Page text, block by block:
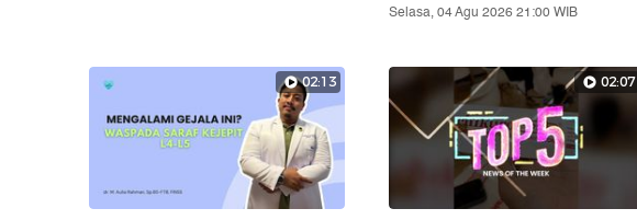
Selasa, 04 Agu 2026 21:00 WIB
02:13 02:07